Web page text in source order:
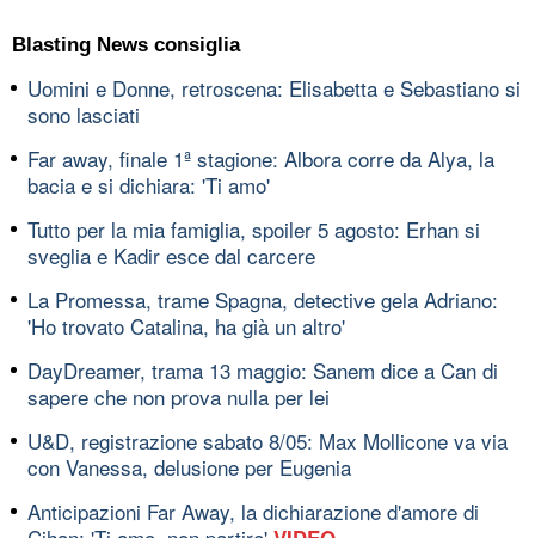
Blasting News consiglia
Uomini e Donne, retroscena: Elisabetta e Sebastiano si
sono lasciati
Far away, finale 1ª stagione: Albora corre da Alya, la
bacia e si dichiara: 'Ti amo'
Tutto per la mia famiglia, spoiler 5 agosto: Erhan si
sveglia e Kadir esce dal carcere
La Promessa, trame Spagna, detective gela Adriano:
'Ho trovato Catalina, ha già un altro'
DayDreamer, trama 13 maggio: Sanem dice a Can di
sapere che non prova nulla per lei
U&D, registrazione sabato 8/05: Max Mollicone va via
con Vanessa, delusione per Eugenia
Anticipazioni Far Away, la dichiarazione d'amore di